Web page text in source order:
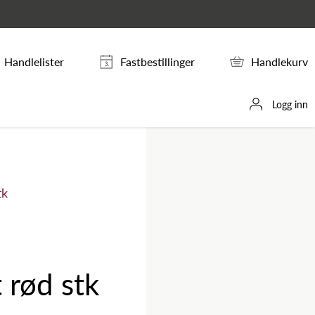
Handlelister Fastbestillinger Handlekurv
Logg inn
stk